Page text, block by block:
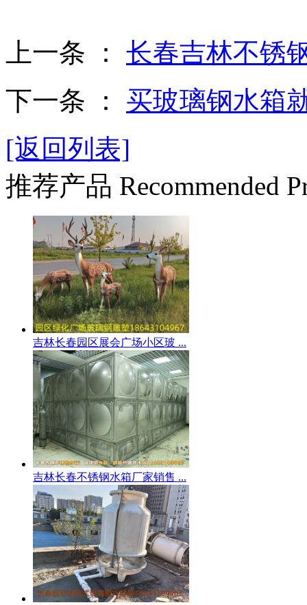
上一条 ： 长春吉林不锈
下一条 ： 买玻璃钢水箱
[返回列表]
推荐产品 Recommended
吉林长春园区展会广场小区玻 ...
吉林长春不锈钢水箱厂家销售 ...